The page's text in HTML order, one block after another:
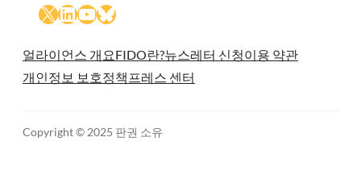
X LinkedIn
YouTube
Bluesky
얼라이언스 개요FIDO란?뉴스레터 신청이용 약관
개인정보 보호정책 프레스 센터
Copyright © 2025 판권 소유